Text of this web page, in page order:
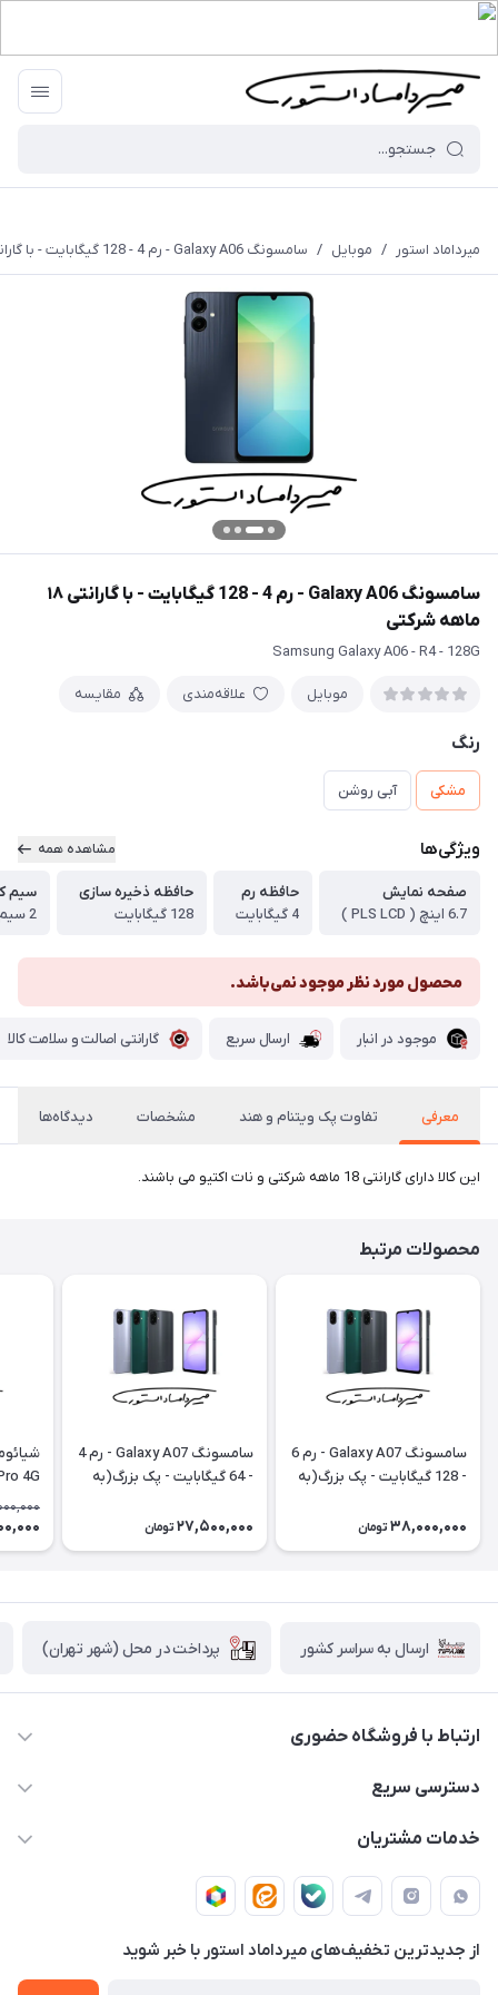
میرداماد استور / موبایل / سامسونگ Galaxy A06 - رم 4 - 128 گیگابایت - با گارانتی ۱۸ ماهه شرکتی
سامسونگ Galaxy A06 - رم 4 - 128 گیگابایت - با گارانتی ۱۸
ماهه شرکتی
Samsung Galaxy A06 - R4 - 128G
موبایل علاقه‌مندی مقایسه
رنگ
مشکی آبی روشن
ویژگی‌ها مشاهده همه
صفحه نمایش
6.7 اینچ ( PLS LCD )
حافظه رم
4 گیگابایت
حافظه ذخیره سازی
128 گیگابایت
سیم
2 سیم کارت فیزیکی
محصول مورد نظر موجود نمی‌باشد.
موجود در انبار ارسال سریع گارانتی اصالت و سلامت کالا
معرفی تفاوت پک ویتنام و هند مشخصات دیدگاه‌ها
این کالا دارای گارانتی 18 ماهه شرکتی و نات اکتیو می باشند.
محصولات مرتبط
سامسونگ Galaxy A07 - رم 6
- 128 گیگابایت - پک بزرگ(به
ماهه شرکتی
38,000,000 تومان
سامسونگ Galaxy A07 - رم 4
- 64 گیگابایت - پک بزرگ(به
ماهه شرکتی
27,500,000 تومان
ارسال به سراسر کشور پرداخت در محل (شهر تهران)
ارتباط با فروشگاه حضوری
02188874370 - 02188874371
پایتخت - طبقه اول - واحد 172
دسترسی سریع
صـفـحـه اصـلـی
دربـاره مـیـردامـاد اسـتـور
خدمات مشتریان
قـوانـیـن و مـقـررات
روش هـای پـرداخـت
تـیـکـت بـه پـشـتـیـبـانـی
از جدید‌ترین تخفیف‌های میرداماد استور با‌ خبر شوید